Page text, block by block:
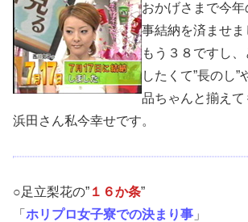
おかげさまで今
事結納を済ませま
もう３８ですし
したくて”長のし”
品ちゃんと揃えて
浜田さん私今幸せです。
○足立梨花の” １６か条”
「 ホリプロ女子寮での決まり事 」